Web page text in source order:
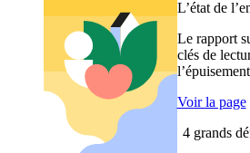
L’état de
Le rapport
clés de
Voir la page
4 grands